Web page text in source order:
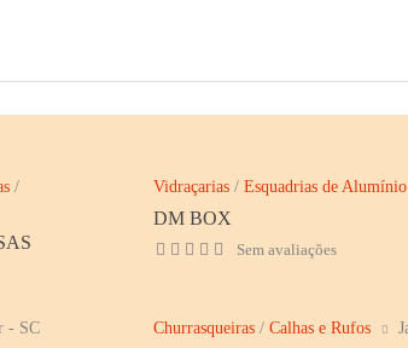
/
Vidraçarias/ Esquadrias de Alumínio
DM BOX
Sem avaliações
- SC Churrasqueiras/ Calhas e Rufos